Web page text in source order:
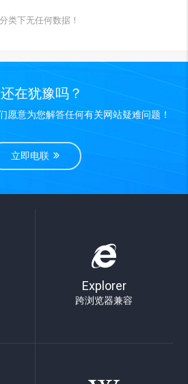
类下无任何数据！
在犹豫吗？
愿意为您解答任何有关网站疑难问题！
立即电联
Explorer
跨浏览器兼容